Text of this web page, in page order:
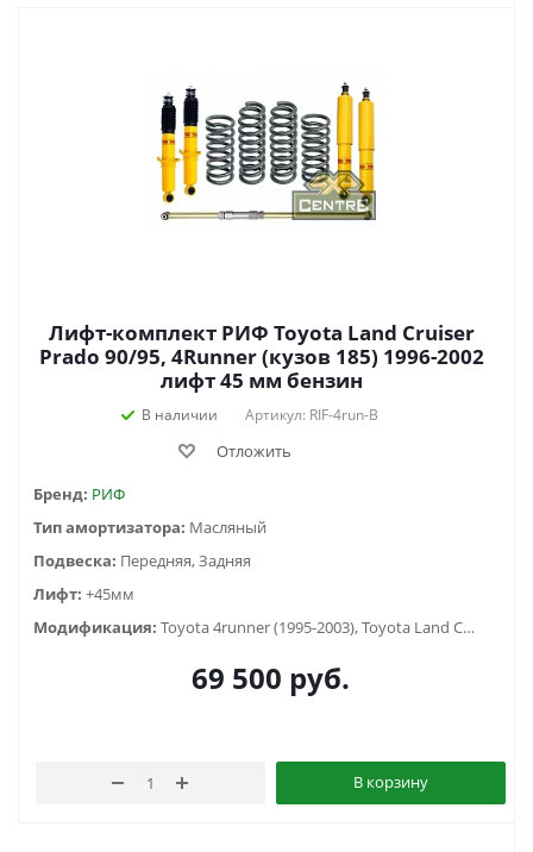
Лифт-комплект РИФ Toyota Land Cruiser
Prado 90/95, 4Runner (кузов 185) 1996-2002
лифт 45 мм бензин
В наличии Артикул: RIF-4run-B
Отложить
Бренд: РИФ
Тип амортизатора: Масляный
Подвеска: Передняя, Задняя
Лифт: +45мм
Модификация:
Toyota 4runner (1995-2003), Toyota Land Cruiser Prado 90/95 (1996-2002)
69 500 руб.
В корзину